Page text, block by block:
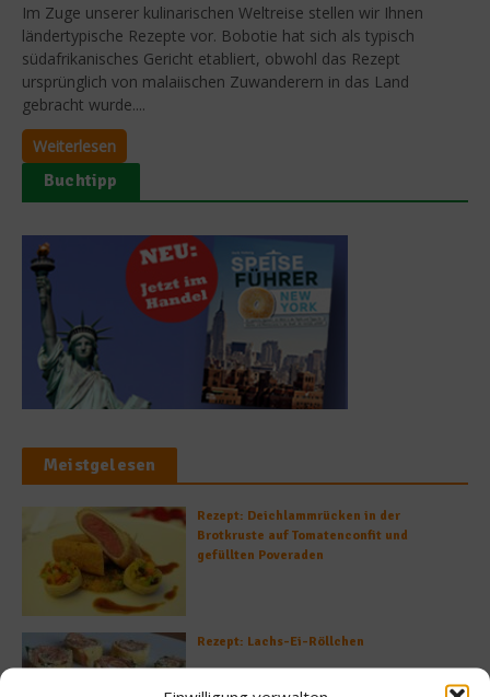
Im Zuge unserer kulinarischen Weltreise stellen wir Ihnen
ländertypische Rezepte vor. Bobotie hat sich als typisch
südafrikanisches Gericht etabliert, obwohl das Rezept
ursprünglich von malaiischen Zuwanderern in das Land
gebracht wurde....
Weiterlesen
Buchtipp
Meistgelesen
Rezept: Deichlammrücken in der
Brotkruste auf Tomatenconfit und
gefüllten Poveraden
Rezept: Lachs-Ei-Röllchen